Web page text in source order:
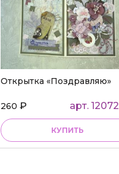
Открытка «Поздравляю»
260 ₽ арт. 12072
КУПИТЬ